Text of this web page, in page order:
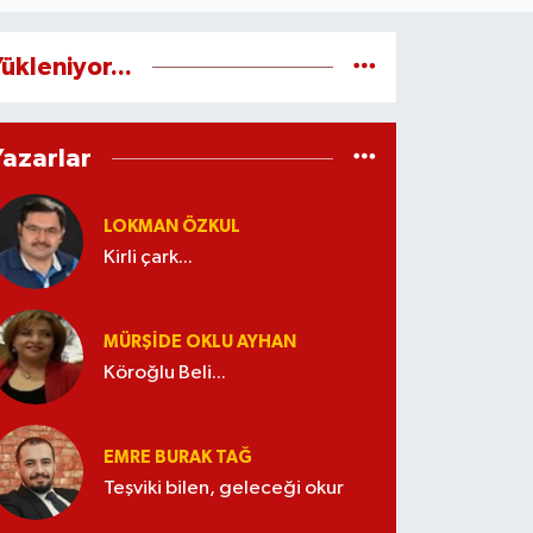
LOKMAN ÖZKUL
Kirli çark...
MÜRŞIDE OKLU AYHAN
Köroğlu Beli...
EMRE BURAK TAĞ
Teşviki bilen, geleceği okur